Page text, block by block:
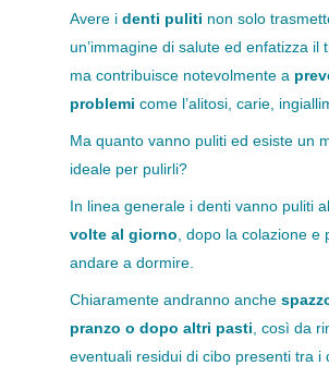
Avere i denti puliti non solo
un’immagine di salute ed enfatizza il
ma contribuisce notevolmente a
problemi come l’alitosi, carie,
Ma quanto vanno puliti ed esiste un
ideale per pulirli?
In linea generale i denti vanno puliti
volte al giorno , dopo la colazione e
andare a dormire.
Chiaramente andranno anche
pranzo o dopo altri pasti , così da
eventuali residui di cibo presenti tra i